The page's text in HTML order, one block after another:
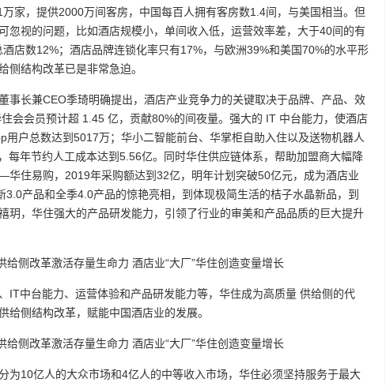
家，提供2000万间客房，中国每百人拥有客房数1.4间，与美国相当。但
忽视的问题，比如酒店规模小，单间收入低，运营效率差，大于40间的有
店数12%；酒店品牌连锁化率只有17%，与欧洲39%和美国70%的水平形
侧结构改革已是非常急迫。
事长兼CEO季琦明确提出，酒店产业竞争力的关键取决于品牌、产品、效
会会员预计超 1.45 亿，贡献80%的间夜量。强大的 IT 中台能力，使酒店
用户总数达到5017万；华小二智能前台、华掌柜自助入住以及送物机器人
每年节约人工成本达到5.56亿。同时华住供应链体系，帮助加盟商大幅降
住易购，2019年采购额达到32亿，明年计划突破50亿元，成为酒店业
3.0产品和全季4.0产品的惊艳亮相，到体现极简生活的桔子水晶新品，到
玥，华住强大的产品研发能力，引领了行业的审美和产品品质的巨大提升
IT中台能力、运营体验和产品研发能力等，华住成为高质量 供给侧的代
给侧结构改革，赋能中国酒店业的发展。
为10亿人的大众市场和4亿人的中等收入市场，华住必须坚持服务于最大